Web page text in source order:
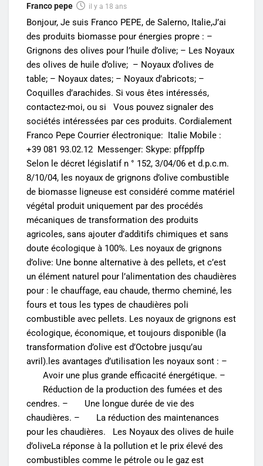
Franco pepe il y a 18 ans
Bonjour, Je suis Franco PEPE, de Salerno, Italie,J’ai
des produits biomasse pour énergies propre : –
Grignons des olives pour l’huile d’olive; – Les Noyaux
des olives de huile d’olive; – Noyaux d’olives de
table; – Noyaux dates; – Noyaux d’abricots; –
Coquilles d’arachides. Si vous êtes intéressés,
contactez-moi, ou si Vous pouvez signaler des
sociétés intéressées par ces produits. Cordialement
Franco Pepe Courrier électronique: Italie Mobile :
+39 081 93.02.12 Messenger: Skype: pffppffp
Selon le décret législatif n ° 152, 3/04/06 et d.p.c.m.
8/10/04, les noyaux de grignons d’olive combustible
de biomasse ligneuse est considéré comme matériel
végétal produit uniquement par des procédés
mécaniques de transformation des produits
agricoles, sans ajouter d’additifs chimiques et sans
doute écologique à 100%. Les noyaux de grignons
d’olive: Une bonne alternative à des pellets, et c’est
un élément naturel pour l’alimentation des chaudières
pour : le chauffage, eau chaude, thermo cheminé, les
fours et tous les types de chaudières poli
combustible avec pellets. Les noyaux de grignons est
écologique, économique, et toujours disponible (la
transformation d’olive est d’Octobre jusqu’au
avril).les avantages d’utilisation les noyaux sont : –
Avoir une plus grande efficacité énergétique. –
Réduction de la production des fumées et des
cendres. – Une longue durée de vie des
chaudières. – La réduction des maintenances
pour les chaudières. Les Noyaux des olives de huile
d’oliveLa réponse à la pollution et le prix élevé des
combustibles comme le pétrole ou le gaz est